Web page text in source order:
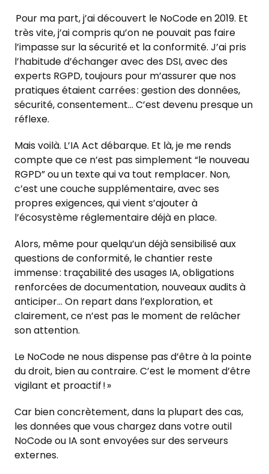
Pour ma part, j’ai découvert le NoCode en 2019. Et
très vite, j’ai compris qu’on ne pouvait pas faire
l’impasse sur la sécurité et la conformité. J’ai pris
l’habitude d’échanger avec des DSI, avec des
experts RGPD, toujours pour m’assurer que nos
pratiques étaient carrées : gestion des données,
sécurité, consentement… C’est devenu presque un
réflexe.
Mais voilà. L’IA Act débarque. Et là, je me rends
compte que ce n’est pas simplement “le nouveau
RGPD” ou un texte qui va tout remplacer. Non,
c’est une couche supplémentaire, avec ses
propres exigences, qui vient s’ajouter à
l’écosystème réglementaire déjà en place.
Alors, même pour quelqu’un déjà sensibilisé aux
questions de conformité, le chantier reste
immense : traçabilité des usages IA, obligations
renforcées de documentation, nouveaux audits à
anticiper… On repart dans l’exploration, et
clairement, ce n’est pas le moment de relâcher
son attention.
Le NoCode ne nous dispense pas d’être à la pointe
du droit, bien au contraire. C’est le moment d’être
vigilant et proactif ! »
Car bien concrètement, dans la plupart des cas,
les données que vous chargez dans votre outil
NoCode ou IA sont envoyées sur des serveurs
externes.